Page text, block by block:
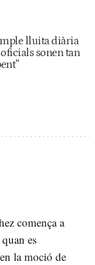
lluita diària
sonen tan
comença a
es
la moció de